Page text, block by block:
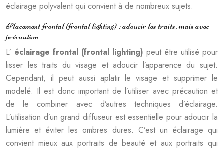
éclairage polyvalent qui convient à de nombreux sujets.
Placement frontal (frontal lighting) : adoucir les traits, mais avec
précaution
L’ éclairage frontal (frontal lighting) peut être utilisé pour
lisser les traits du visage et adoucir l’apparence du sujet.
Cependant, il peut aussi aplatir le visage et supprimer le
modelé. Il est donc important de l’utiliser avec précaution et
de le combiner avec d’autres techniques d’éclairage.
L’utilisation d’un grand diffuseur est essentielle pour adoucir la
lumière et éviter les ombres dures. C’est un éclairage qui
convient mieux aux portraits de beauté et aux portraits qui